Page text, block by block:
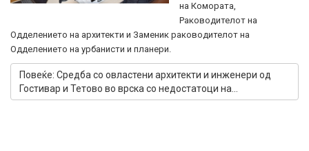
на Комората,
Раководителот на
Одделението на архитекти и Заменик раководителот на
Одделението на урбанисти и планери.
Повеќе: Средба со овластени архитекти и инженери од
Гостивар и Тетово во врска со недостатоци на...